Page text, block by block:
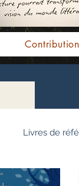
Livres de
Essai